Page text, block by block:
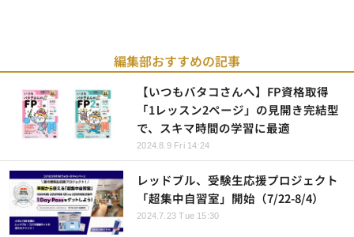
編集部おすすめの記事
【いつもバタコさんへ】FP資格取得
「1レッスン2ページ」の見開き完結型
で、スキマ時間の学習に最適
2024.8.9 Fri 14:24
レッドブル、受験生応援プロジェクト
「超集中自習室」開始（7/22-8/4）
2024.7.23 Tue 15:30